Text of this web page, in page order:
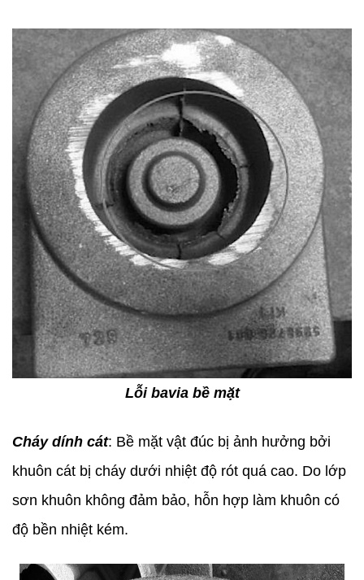
Lỗi bavia bề mặt
Cháy dính cát: Bề mặt vật đúc bị ảnh hưởng bởi
khuôn cát bị cháy dưới nhiệt độ rót quá cao. Do lớp
sơn khuôn không đảm bảo, hỗn hợp làm khuôn có
độ bền nhiệt kém.